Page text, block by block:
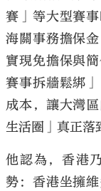
賽」等大型賽
海關事務擔保
實現免擔保與
賽事拆牆鬆綁
成本，讓大灣
生活圈」真正落
他認為，香港
勢：香港坐擁